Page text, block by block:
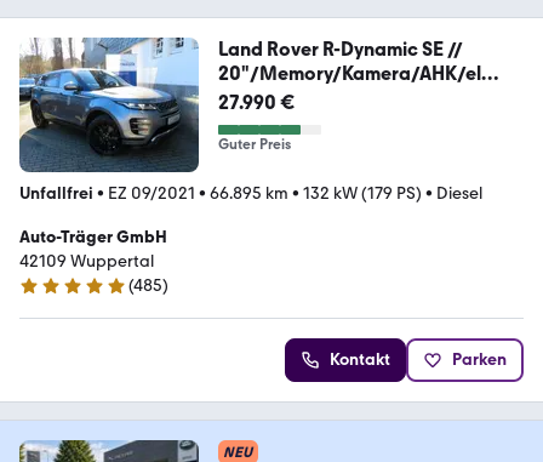
Land Rover R-Dynamic SE //
20"/Memory/Kamera/AHK/el
Heckkl.
27.990 €
Guter Preis
Unfallfrei • EZ 09/2021 • 66.895 km • 132 kW (179 PS) • Diesel
Auto-Träger GmbH
42109 Wuppertal
4.9 Sterne
(485)
Kontakt Parken
NEU